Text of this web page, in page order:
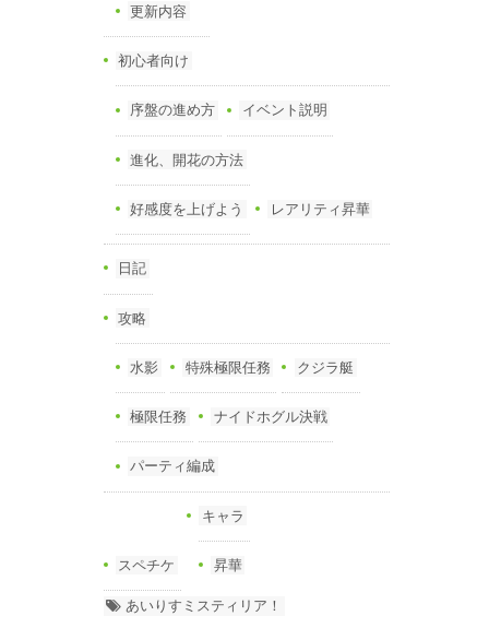
更新内容
初心者向け
序盤の進め方 イベント説明
進化、開花の方法
好感度を上げよう レアリティ昇華
日記
攻略
水影 特殊極限任務 クジラ艇
極限任務 ナイドホグル決戦
パーティ編成
スペチケ
キャラ
昇華
あいりすミスティリア！